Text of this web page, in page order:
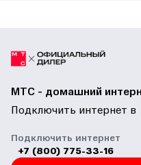
МТС - домашний
Подключить интернет в
Подключить интернет
+7 (800) 775-33-16